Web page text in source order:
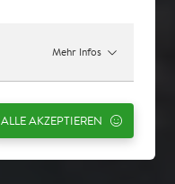
Mehr Infos
ALLE AKZEPTIEREN